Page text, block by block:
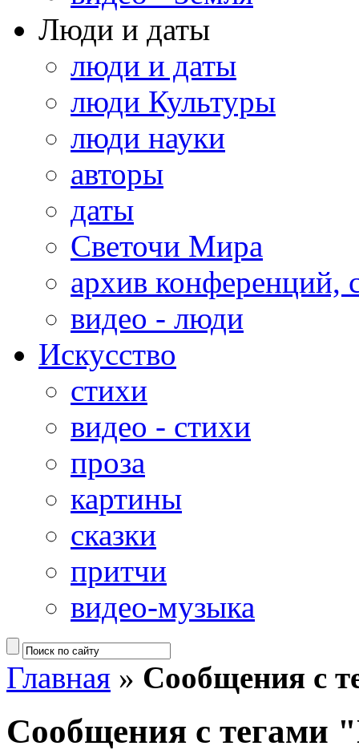
Люди и даты
люди и даты
люди Культуры
люди науки
авторы
даты
Светочи Мира
архив конференций,
видео - люди
Искусство
стихи
видео - стихи
проза
картины
сказки
притчи
видео-музыка
Главная » Сообщения с
Сообщения с тегами